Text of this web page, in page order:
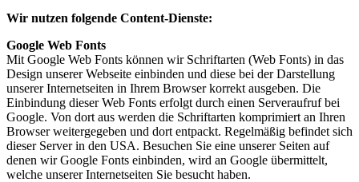
Wir nutzen folgende Content-Dienste:
Google Web Fonts
Mit Google Web Fonts können wir Schriftarten (Web Fonts) in das
Design unserer Webseite einbinden und diese bei der Darstellung
unserer Internetseiten in Ihrem Browser korrekt ausgeben. Die
Einbindung dieser Web Fonts erfolgt durch einen Serveraufruf bei
Google. Von dort aus werden die Schriftarten komprimiert an Ihren
Browser weitergegeben und dort entpackt. Regelmäßig befindet sich
dieser Server in den USA. Besuchen Sie eine unserer Seiten auf
denen wir Google Fonts einbinden, wird an Google übermittelt,
welche unserer Internetseiten Sie besucht haben.